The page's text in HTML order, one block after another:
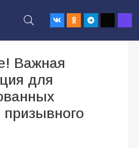
Важная
для